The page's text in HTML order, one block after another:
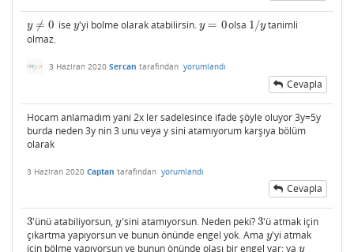
y ≠ 0
y≠0 ise y
y'yi bolme olarak atabilirsin.y = 0
y=0 olsa 1/y
1/y tanimli
olmaz.
3 Haziran 2020 Sercan tarafından yorumlandı
Cevapla
Hocam anlamadım yani 2x ler sadelesince ifade şöyle oluyor 3y=5y
burda neden 3y nin 3 unu veya y sini atamıyorum karşıya bölüm
olarak
3 Haziran 2020 Captan tarafından yorumlandı
Cevapla
3
3'ünü atabiliyorsun,y
y'sini atamıyorsun. Neden peki?3
3'ü atmak için
çıkartma yapıyorsun ve bunun önünde engel yok. Ama y
y'yi atmak
için bölme yapıyorsun ve bunun önünde olası bir engel var: ya y